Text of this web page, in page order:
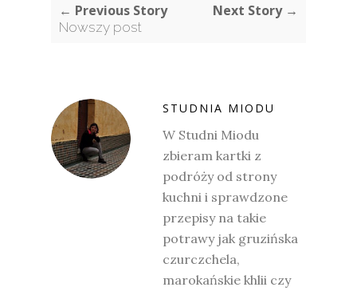
← Previous Story
Nowszy post
Next Story →
STUDNIA MIODU
W Studni Miodu
zbieram kartki z
podróży od strony
kuchni i sprawdzone
przepisy na takie
potrawy jak gruzińska
czurczchela,
marokańskie khlii czy